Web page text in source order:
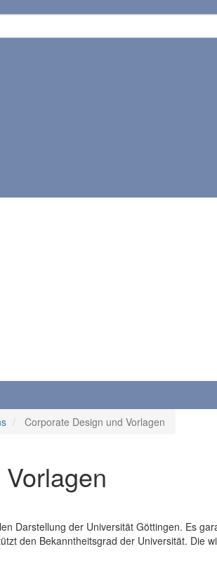
Corporate Design und Vorlagen
Darstellung der Universität Göttingen. Es
den Bekanntheitsgrad der Universität. Die